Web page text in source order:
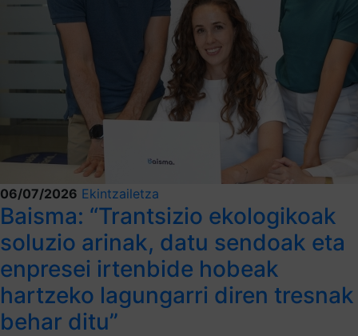
06/07/2026 Ekintzailetza
Baisma: “Trantsizio ekologikoak
soluzio arinak, datu sendoak eta
enpresei irtenbide hobeak
hartzeko lagungarri diren tresnak
behar ditu”